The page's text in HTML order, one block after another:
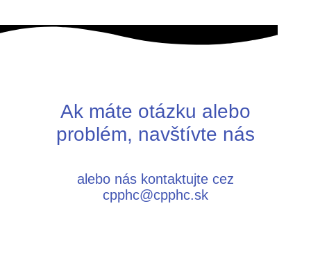
Ak máte otázku alebo
problém, navštívte nás
alebo nás kontaktujte cez
cpphc@cpphc.sk